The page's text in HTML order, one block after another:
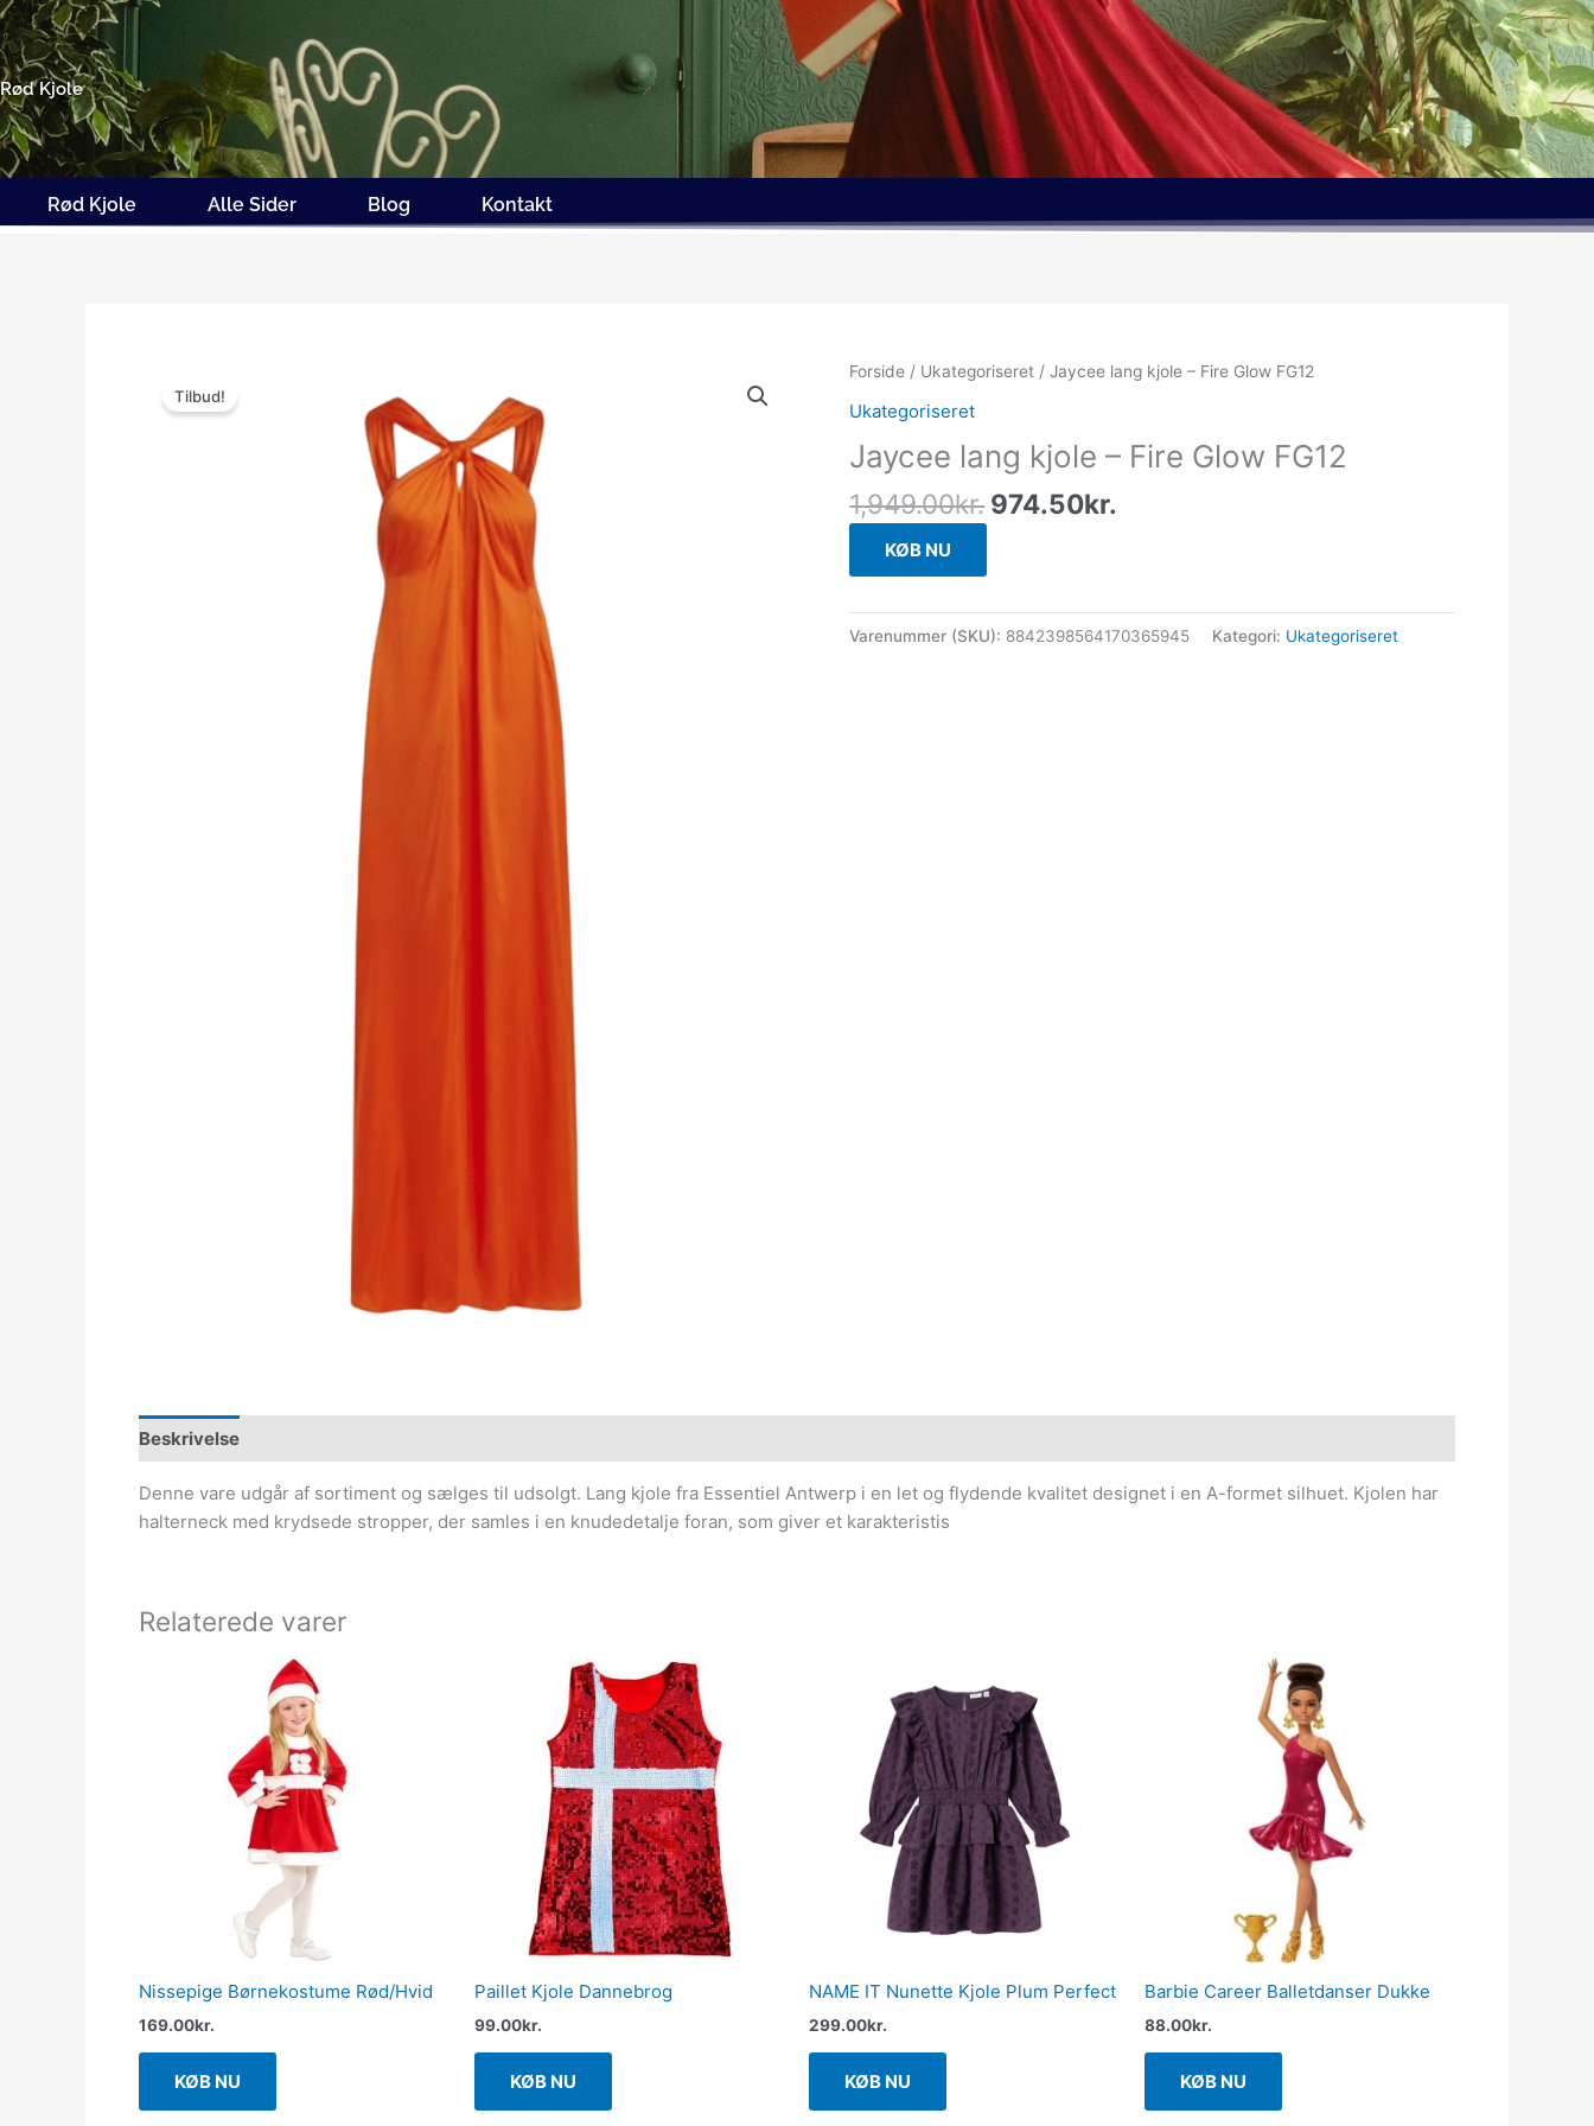
Gå
til
indholdet
Rød Kjole
Rød Kjole Alle Sider Blog Kontakt
Tilbud!
Forside / Ukategoriseret / Jaycee lang kjole – Fire Glow FG12
Ukategoriseret
Jaycee lang kjole – Fire Glow FG12
1,949.00kr.
Den
var:
1,949.00kr..
974.50kr.
Den
er:
KØB NU
Varenummer (SKU): 8842398564170365945 Kategori: Ukategoriseret
Beskrivelse
Denne vare udgår af sortiment og sælges til udsolgt. Lang kjole fra Essentiel Antwerp i en let og flydende kvalitet designet i en A-formet silhuet. Kjolen har
halterneck med krydsede stropper, der samles i en knudedetalje foran, som giver et karakteristis
Relaterede varer
Nissepige Børnekostume Rød/Hvid
169.00kr.
KØB NU
Paillet Kjole Dannebrog
99.00kr.
KØB NU
NAME IT Nunette Kjole Plum Perfect
299.00kr.
KØB NU
Barbie Career Balletdanser Dukke
88.00kr.
KØB NU